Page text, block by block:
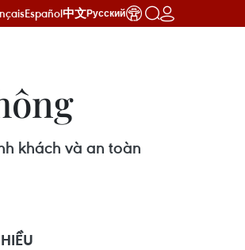
Español中文Русский
khách và an toàn